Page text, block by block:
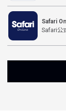
Safari
Safari公